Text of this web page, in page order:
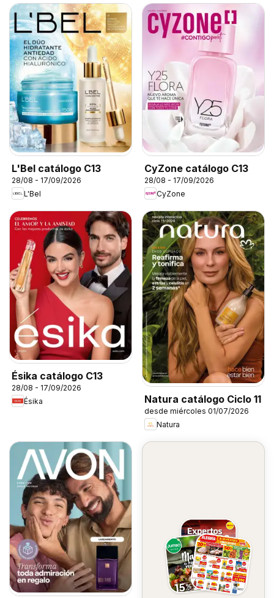
L'Bel catálogo C13
28/08 - 17/09/2026
L'Bel
CyZone catálogo C13
28/08 - 17/09/2026
CyZone
Ésika catálogo C13
28/08 - 17/09/2026
Ésika
Natura catálogo Ciclo 11
desde miércoles 01/07/2026
Natura